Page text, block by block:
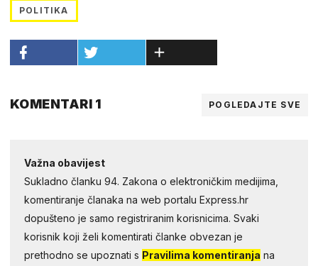
POLITIKA
KOMENTARI 1 POGLEDAJTE SVE
Važna obavijest
Sukladno članku 94. Zakona o elektroničkim medijima,
komentiranje članaka na web portalu Express.hr
dopušteno je samo registriranim korisnicima. Svaki
korisnik koji želi komentirati članke obvezan je
prethodno se upoznati s Pravilima komentiranja na